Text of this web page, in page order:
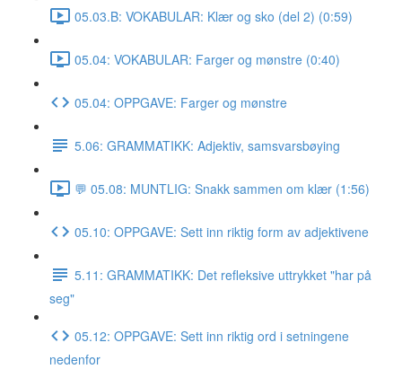
05.03.B: VOKABULAR: Klær og sko (del 2) (0:59)
05.04: VOKABULAR: Farger og mønstre (0:40)
05.04: OPPGAVE: Farger og mønstre
5.06: GRAMMATIKK: Adjektiv, samsvarsbøying
💬 05.08: MUNTLIG: Snakk sammen om klær (1:56)
05.10: OPPGAVE: Sett inn riktig form av adjektivene
5.11: GRAMMATIKK: Det refleksive uttrykket "har på
seg"
05.12: OPPGAVE: Sett inn riktig ord i setningene
nedenfor